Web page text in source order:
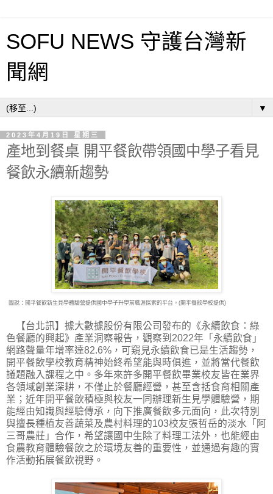
SOFU NEWS 守護台灣新
聞網
▼
2023年4月19日 星期三
產地到餐桌 開平餐飲帶領國中學子看見
餐飲永續新趨勢
圖說：開平餐飲新生見學體驗營提供國中學子升學前職涯探索的平台。(開平餐飲學校提供)
【台北訊】據大數據股份有限公司發布的《永續飲食：綠
色餐廳的興起》產業洞察報告，觀察到2022年「永續飲食」
網路聲量年增率達82.6%，可窺見永續飲食已是生活趨勢，
開平餐飲學校教育精神始終希望能與時俱進，並將當代餐飲
議題融入課程之中。多年來許多開平餐飲畢業校友皆在業界
各領域創業深耕，不僅止於餐廳經營，甚至含括食育相關產
業；近年開平餐飲積極與校友一同辦理新生見學體驗營，期
能經由知識與經驗傳承，向下推廣餐飲多元面向，此次特別
與擅長種植友善蔬菜及農村料理的103校友張哲岳的淡水「阿
三哥農莊」合作，希望讓國中生除了料理工法外，也能經由
食農教育體驗餐飲之於環境友善的重要性，並通過有趣的實
作活動拓展餐飲視野。